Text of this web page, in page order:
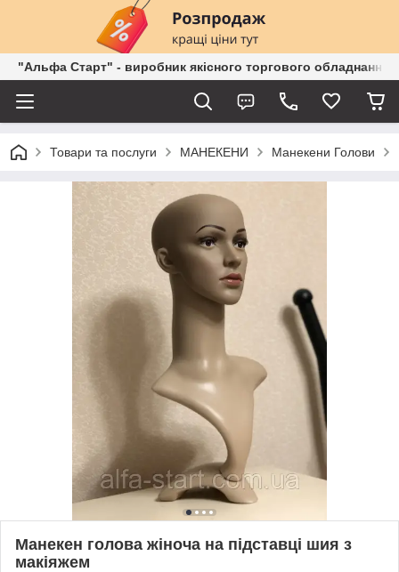
"Альфа Старт" - виробник якісного торгового обладнання
Товари та послуги МАНЕКЕНИ Манекени Голови
Манекен голова жіноча на підставці шия з
макіяжем